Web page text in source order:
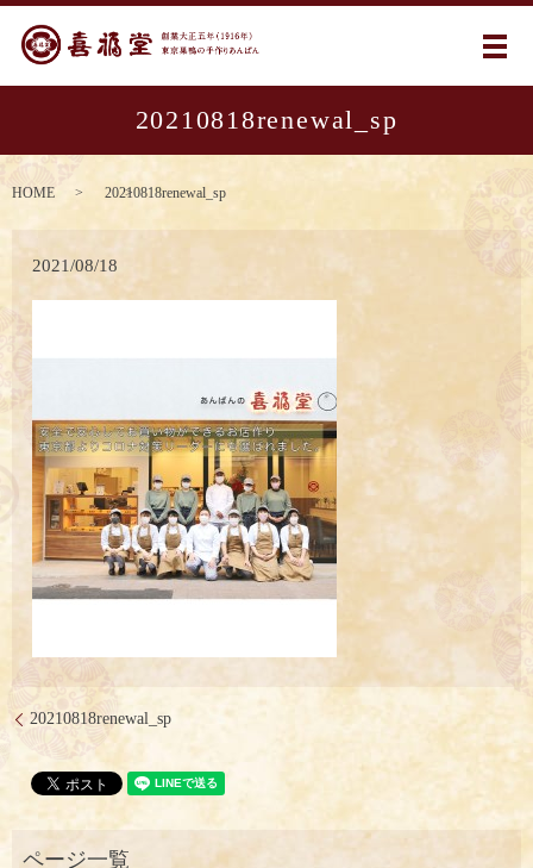
メ
20210818renewal_sp
HOME 20210818renewal_sp
2021/08/18
20210818renewal_sp